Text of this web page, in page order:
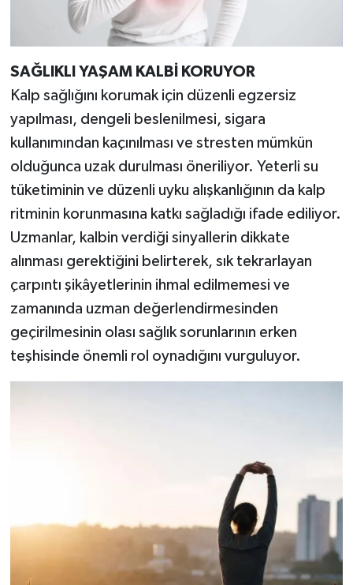
SAĞLIKLI YAŞAM KALBİ KORUYOR
Kalp sağlığını korumak için düzenli egzersiz
yapılması, dengeli beslenilmesi, sigara
kullanımından kaçınılması ve stresten mümkün
olduğunca uzak durulması öneriliyor. Yeterli su
tüketiminin ve düzenli uyku alışkanlığının da kalp
ritminin korunmasına katkı sağladığı ifade ediliyor.
Uzmanlar, kalbin verdiği sinyallerin dikkate
alınması gerektiğini belirterek, sık tekrarlayan
çarpıntı şikâyetlerinin ihmal edilmemesi ve
zamanında uzman değerlendirmesinden
geçirilmesinin olası sağlık sorunlarının erken
teşhisinde önemli rol oynadığını vurguluyor.